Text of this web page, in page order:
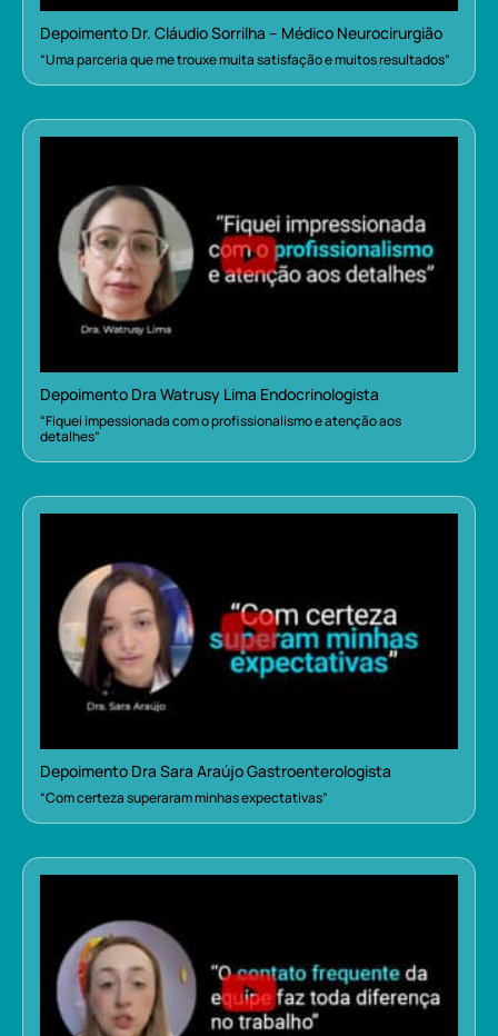
Depoimento Dr. Cláudio Sorrilha – Médico Neurocirurgião
“Uma parceria que me trouxe muita satisfação e muitos resultados”
Depoimento Dra Watrusy Lima Endocrinologista
“Fiquei impessionada com o profissionalismo e atenção aos
detalhes”
Depoimento Dra Sara Araújo Gastroenterologista
“Com certeza superaram minhas expectativas”